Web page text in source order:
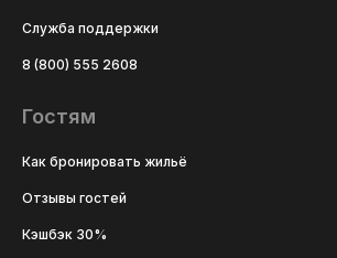
Служба поддержки
8 (800) 555 2608
Гостям
Как бронировать жильё
Отзывы гостей
Кэшбэк 30%